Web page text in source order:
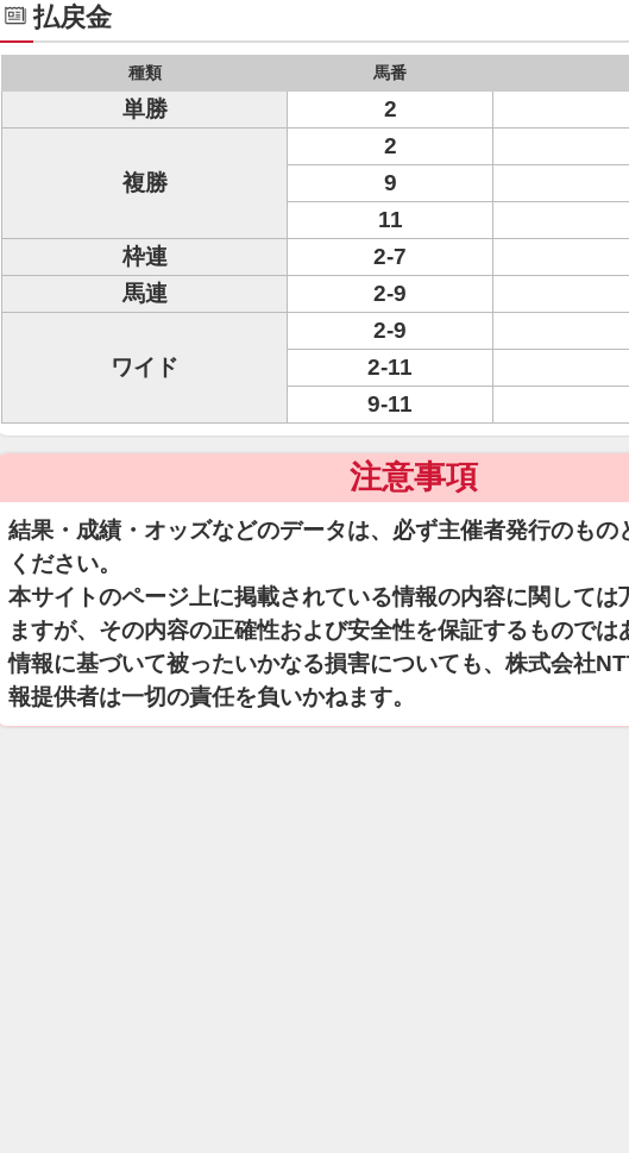
払戻金
種類 馬番
単勝 2
複勝
2
9
11
枠連
2-7
馬連
2-9
ワイド
2-9
2-11
9-11
注意事項
結果・成績・オッズなどのデータは、必ず主催者発行のもの
ください。
本サイトのページ上に掲載されている情報の内容に関しては
ますが、その内容の正確性および安全性を保証するものでは
情報に基づいて被ったいかなる損害についても、株式会社
報提供者は一切の責任を負いかねます。